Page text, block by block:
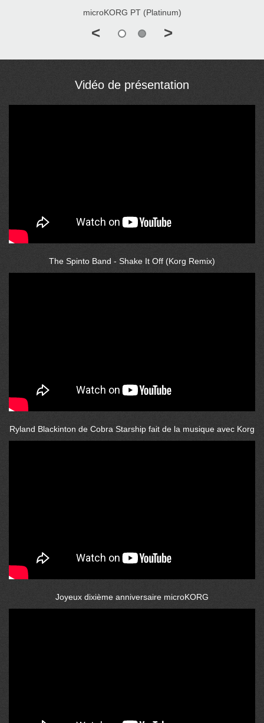
microKORG PT (Platinum)
< >
Vidéo de présentation
The Spinto Band - Shake It Off (Korg Remix)
Ryland Blackinton de Cobra Starship fait de la musique avec Korg
Joyeux dixième anniversaire microKORG